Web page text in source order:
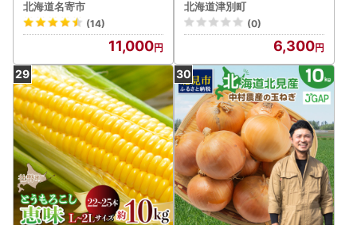
北海道名寄市
(14)
11,000
北海道津別町
(0)
6,300